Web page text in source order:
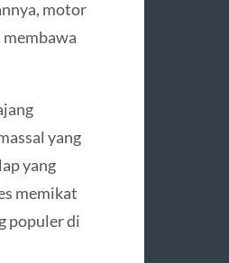
motor
yang
yang
memikat
populer di